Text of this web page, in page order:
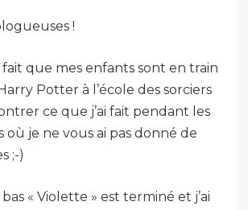
!
que mes enfants sont en train
Potter à l’école des sorciers
ce que j’ai fait pendant les
où je ne vous ai pas donné de
;-)
« Violette » est terminé et j’ai